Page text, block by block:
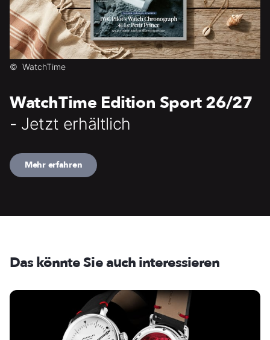
© WatchTime
WatchTime Edition Sport 26/27
- Jetzt erhältlich
Mehr erfahren
Das könnte Sie auch interessieren